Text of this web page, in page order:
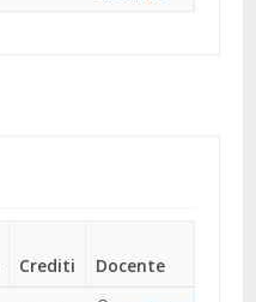
Crediti
Docente